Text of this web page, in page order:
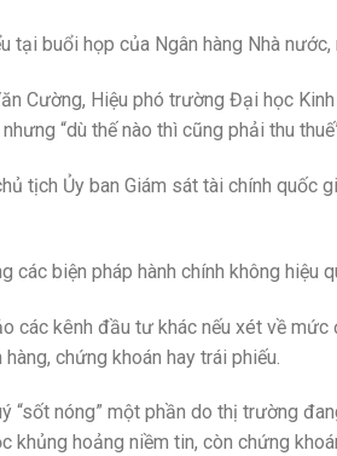
tại buổi họp của Ngân hàng Nhà
Cường, Hiệu phó trường Đại học
“dù thế nào thì cũng phải thu
tịch Ủy ban Giám sát tài chính
các biện pháp hành chính không hiệu
các kênh đầu tư khác nếu xét về
chứng khoán hay trái phiếu.
“sốt nóng” một phần do thị trường
khủng hoảng niềm tin, còn chứng